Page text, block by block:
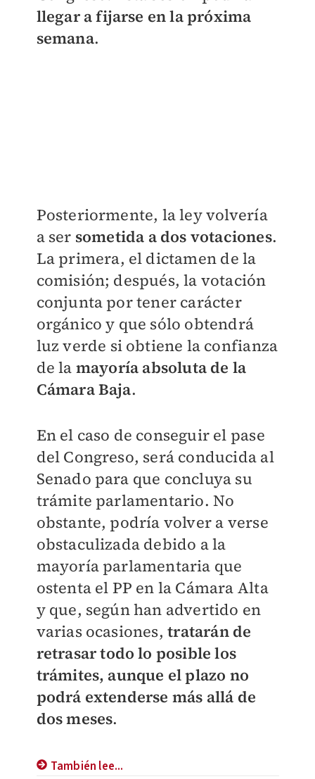
llegar a fijarse en la próxima
semana.
Posteriormente, la ley volvería
a ser sometida a dos votaciones.
La primera, el dictamen de la
comisión; después, la votación
conjunta por tener carácter
orgánico y que sólo obtendrá
luz verde si obtiene la confianza
de la mayoría absoluta de la
Cámara Baja.
En el caso de conseguir el pase
del Congreso, será conducida al
Senado para que concluya su
trámite parlamentario. No
obstante, podría volver a verse
obstaculizada debido a la
mayoría parlamentaria que
ostenta el PP en la Cámara Alta
y que, según han advertido en
varias ocasiones,tratarán de
retrasar todo lo posible los
trámites, aunque el plazo no
podrá extenderse más allá de
dos meses.
También lee...